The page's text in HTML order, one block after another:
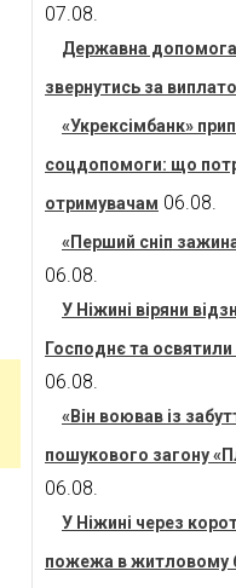
07.08.
Державна
звернутись за
«Укрексімбанк»
соцдопомоги: що
отримувачам 06.08.
«Перший сніп
06.08.
У Ніжині віряни
Господнє та
06.08.
«Він воював із
пошукового загону
06.08.
У Ніжині через
пожежа в житловому